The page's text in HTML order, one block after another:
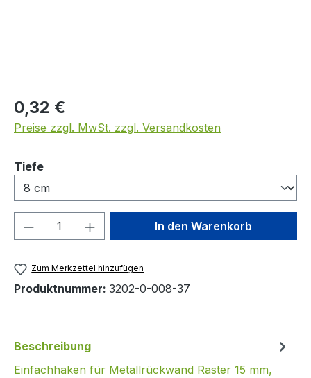
Regulärer Preis:
0,32 €
Preise zzgl. MwSt. zzgl. Versandkosten
Tiefeauswählen
Produkt Anzahl: Gib denIn den Warenkorb
Zum Merkzettel hinzufügen
Produktnummer: 3202-0-008-37
Beschreibung
Einfachhaken für Metallrückwand Raster 15 mm,